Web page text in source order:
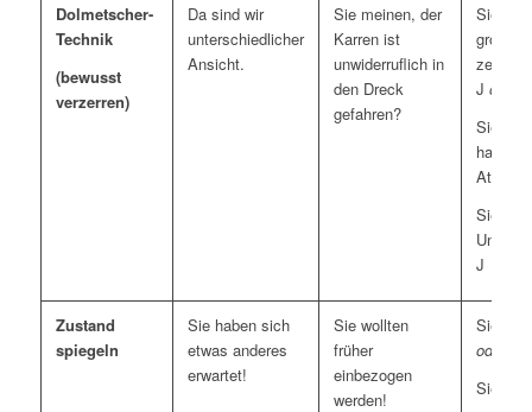
Dolmetscher-
Technik
(bewusst
verzerren)
Da sind wir
unterschiedlicher
Ansicht.
Sie meinen, der
Karren ist
unwiderruflich in
den Dreck
gefahren?
Sie
große
J oder
Sie
habe
Atem! J
Sie
J
Zustand
spiegeln
Sie haben sich
etwas anderes
erwartet!
Sie wollten
früher
einbezogen
werden!
Sie
oder
Sie